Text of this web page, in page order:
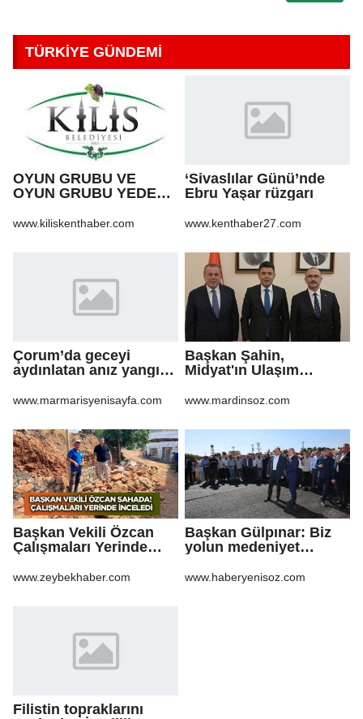
TÜRKİYE GÜNDEMİ
OYUN GRUBU VE
OYUN GRUBU YEDEK
www.kiliskenthaber.com
‘Sivaslılar Günü’nde
Ebru Yaşar rüzgarı
www.kenthaber27.com
Çorum’da geceyi
aydınlatan anız yangını
www.marmarisyenisayfa.com
Başkan Şahin,
Midyat'ın Ulaşım
Taşıdı
www.mardinsoz.com
Başkan Vekili Özcan
Çalışmaları Yerinde
www.zeybekhaber.com
Başkan Gülpınar: Biz
yolun medeniyet
www.haberyenisoz.com
Filistin topraklarını